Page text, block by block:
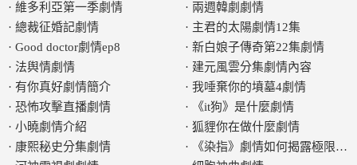
· 維多利亞第一季劇情
· 總裁征婚記劇情
· Good doctor劇情ep8
· 法舆情劇情
· 有你真好劇情簡介
· 恐怖攻擊直播劇情
· 小曉劇情介紹
· 康熙秘史分集劇情
· 兩週韓劇劇情
· 主君的太陽劇情12集
· 新白娘子傳奇第22集劇情
· 建元風雲分集劇情內容
· 我唾棄你的墳墓4劇情
·
《it狗》是什麼劇情
· 狐貍你在做什麼劇情
·
《染指》劇情如何揭露極限拉